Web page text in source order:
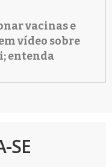
vacinas e
vídeo sobre
entenda
SE